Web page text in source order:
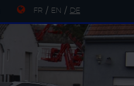
FR / EN / DE